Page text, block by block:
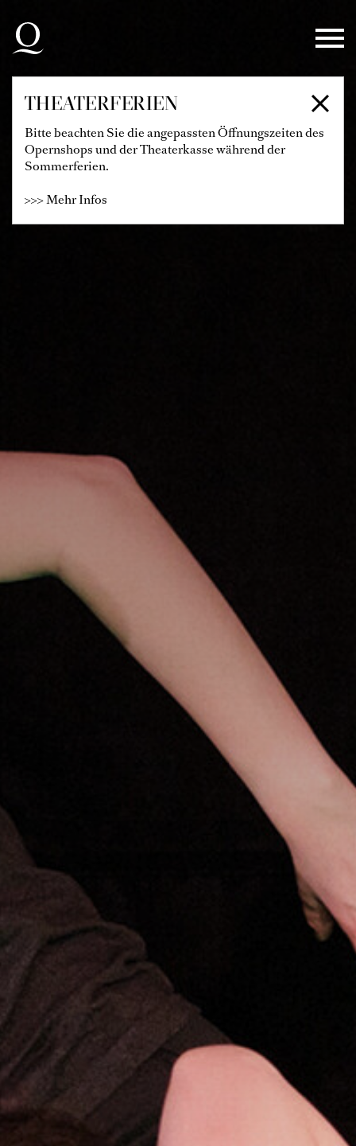
Zur Hauptnavigation springen
Zum Hauptinhalt springen
Zum Footer springen
THEATERFERIEN
Bitte beachten Sie die angepassten Öffnungszeiten des
Opernshops und der Theaterkasse während der
Sommerferien.
>>> Mehr Infos